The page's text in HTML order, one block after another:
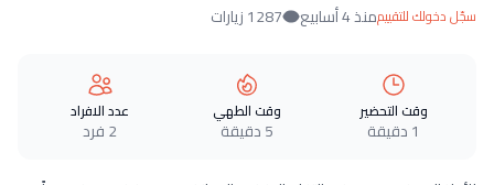
سجّل دخولك للتقييممنذ 4 أسابيع 1287 زيارات
وقت التحضير
1 دقيقة
وقت الطهي
5 دقيقة
عدد الافراد
2 فرد